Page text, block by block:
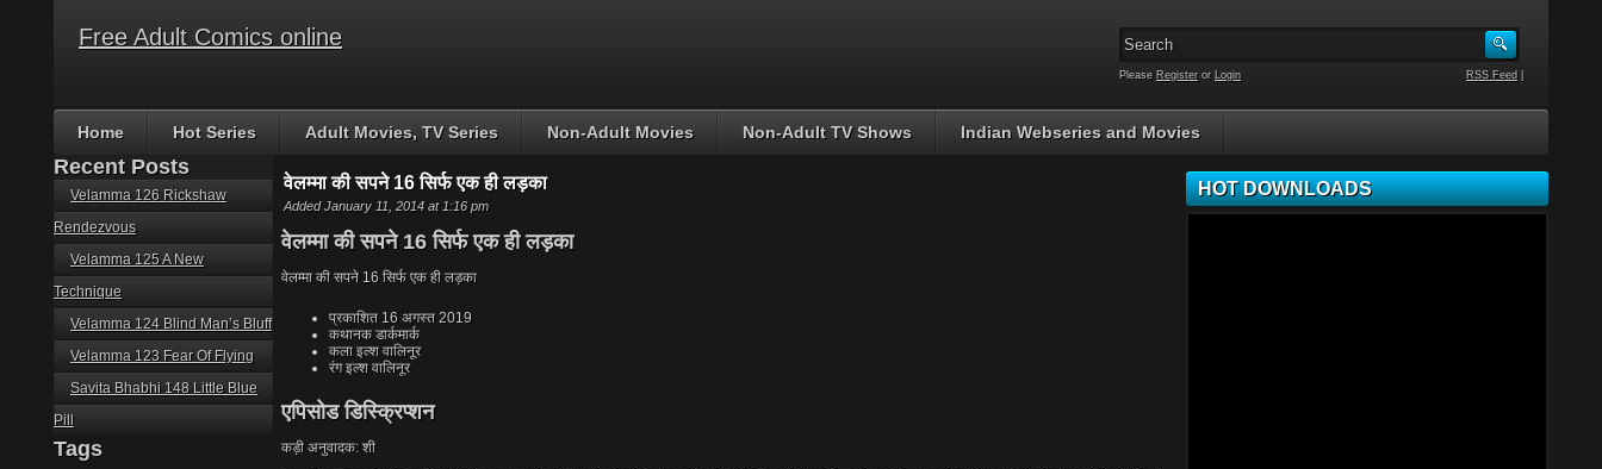
Free Adult Comics online
Please Register or Login RSS Feed
Home Hot Series Adult Movies, TV Series Non-Adult Movies Non-Adult TV Shows Indian Webseries and Movies
वेलम्मा की सपने 16 सिर्फ एक ही लड़का
Added January 11, 2014 at 1:16 pm
वेलम्मा की सपने 16 सिर्फ एक ही लड़का
वेलम्मा की सपने 16 सिर्फ एक ही लड़का
प्रकाशित 16 अगस्त 2019
कथानक डार्कमार्क
कला इल्श वालिनूर
रंगइल्श वालिनूर
एपिसोड डिस्क्रिप्शन
कड़ी अनुवादक: शी
Recent Posts
Velamma 126 Rickshaw
Rendezvous
Velamma 125 A New
Technique
Velamma 124 Blind Man’s Bluff
Velamma 123 Fear Of Flying
Savita Bhabhi 148 Little Blue
Pill
Tags
HOT DOWNLOADS